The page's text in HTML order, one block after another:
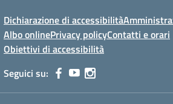
Dichiarazione di accessibilità
Albo onlinePrivacy policyContatti e orari
Obiettivi di accessibilità
Seguici su: